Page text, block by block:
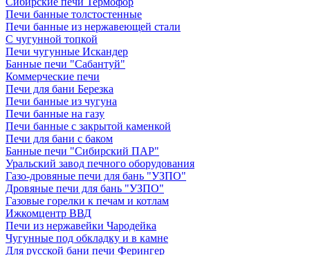
Печи банные толстостенные
Печи банные из нержавеющей стали
С чугунной топкой
Печи чугунные Искандер
Банные печи "Сабантуй"
Коммерческие печи
Печи для бани Березка
Печи банные из чугуна
Печи банные на газу
Печи банные с закрытой каменкой
Печи для бани с баком
Банные печи "Сибирский ПАР"
Уральский завод печного оборудования
Газо-дровяные печи для бань "УЗПО"
Дровяные печи для бань "УЗПО"
Газовые горелки к печам и котлам
Ижкомцентр ВВД
Печи из нержавейки Чародейка
Чугунные под обкладку и в камне
Для русской бани печи Ферингер